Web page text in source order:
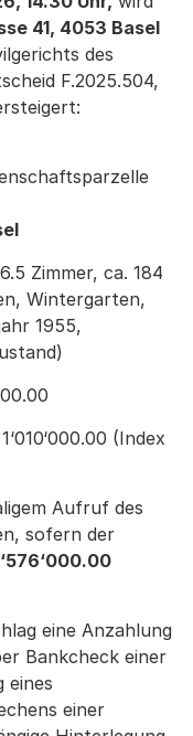
41, 4053 Basel
des
F.2025.504,
Zimmer, ca. 184
Wintergarten,
1955,
(Index
Aufruf des
sofern der
eine Anzahlung
Bankcheck einer
eines
einer